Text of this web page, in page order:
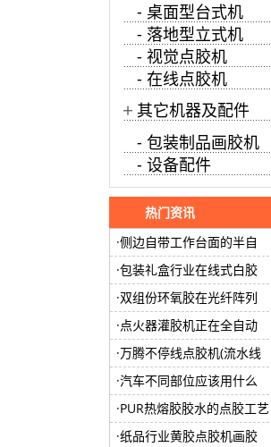
- 桌面型台式机
- 落地型立式机
- 视觉点胶机
- 在线点胶机
+ 其它机器及配件
- 包装制品画胶机
- 设备配件
热门资讯
侧边自带工作台面的半自
包装礼盒行业在线式白胶
双组份环氧胶在光纤阵列
点火器灌胶机正在全自动
万腾不停线点胶机(流水线
汽车不同部位应该用什么
PUR热熔胶胶水的点胶工艺
纸品行业黄胶点胶机画胶